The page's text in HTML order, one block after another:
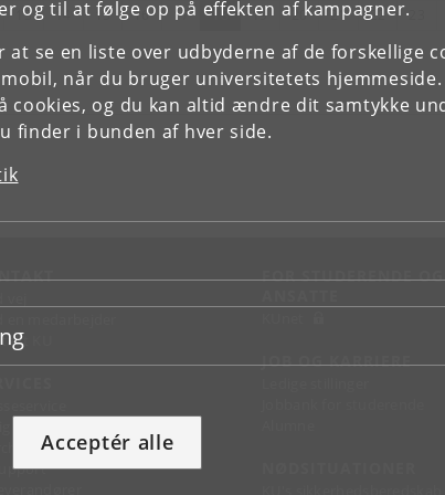
og til at følge op på effekten af kampagner.
at se en liste over udbyderne af de forskellige
når du bruger universitetets
cookies, og du kan altid ændre dit samtykke
finder i bunden af hver side.
Acceptér alle
13 14 15 16 17 18(nuværende)
19 20 21 22
KU
FOR STUDERENDE OG
JOB OG KARRIERE